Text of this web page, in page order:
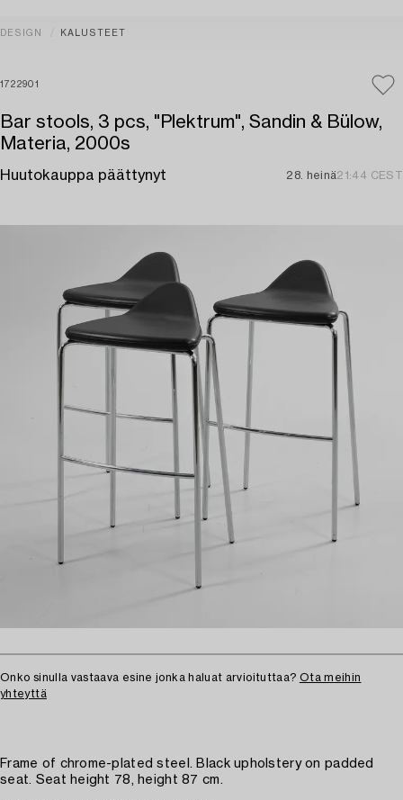
DESIGN KALUSTEET
1722901
Bar stools, 3 pcs, "Plektrum", Sandin & Bülow,
Materia, 2000s
Huutokauppa päättynyt 28. heinä21:44 CEST
Onko sinulla vastaava esine jonka haluat arvioituttaa? Ota meihin
yhteyttä
Frame of chrome-plated steel. Black upholstery on padded
seat. Seat height 78, height 87 cm.